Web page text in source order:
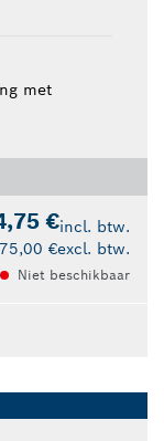
met
€incl. btw.
€excl. btw.
Niet beschikbaar